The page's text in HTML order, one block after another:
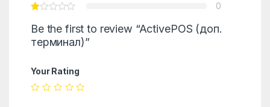
0
Be the first to review “ActivePOS (доп.
терминал)”
Your Rating